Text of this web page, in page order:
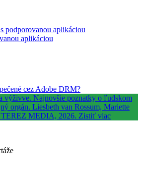
s podporovanou aplikáciou
aplikáciou
cez Adobe DRM?